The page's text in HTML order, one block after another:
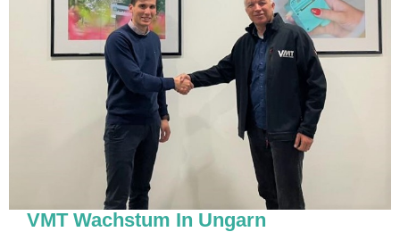
VMT Wachstum In Ungarn